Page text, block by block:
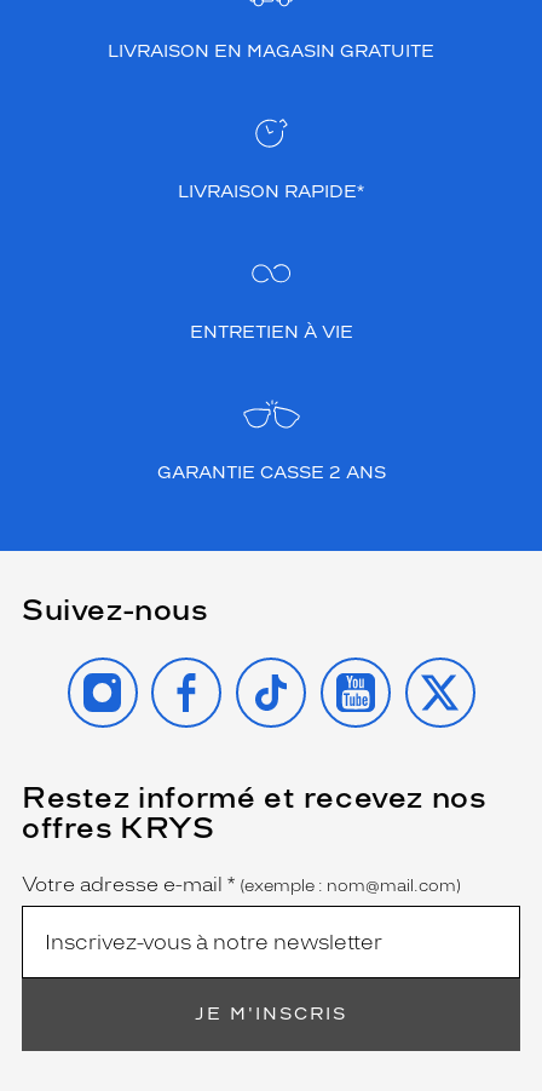
LIVRAISON EN MAGASIN GRATUITE
LIVRAISON RAPIDE*
ENTRETIEN À VIE
GARANTIE CASSE 2 ANS
Suivez-nous
INSTAGRAMFACEBOOK
TIKTOK YOUTUBE
X
Restez informé et recevez nos
offres KRYS
Name
Votre adresse e-mail *
(Ce
champ
est
obligatoire)
(exemple : nom@mail.com)
JE M'INSCRIS